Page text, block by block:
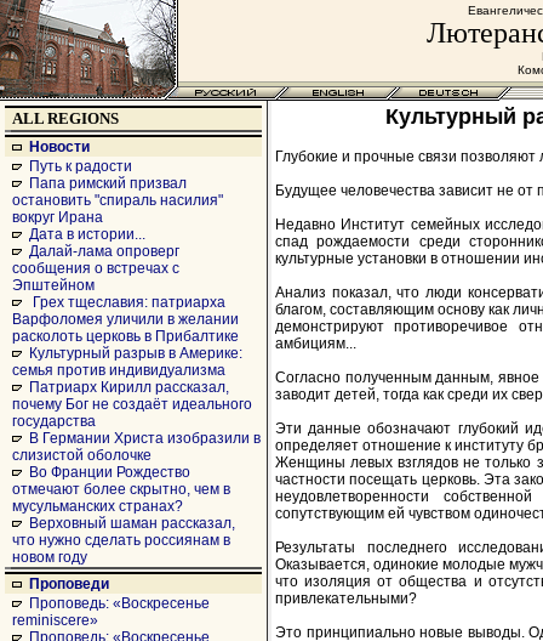
ALL REGIONS
Новости
Путь к радости
Папа римский призвал
остановить "спираль насилия"
вокруг Ирана
Дата в истории...
Далай-лама опроверг
сообщения о встречах с
Эпштейном
Грех тщеславия: патриарха
Варфоломея уличили в желании
расколоть церковь в Прибалтике
Культурный разрыв в Америке:
семья против индивидуализма
Патриарх Кирилл рассказал,
почему Бог не создаёт идеального
государства
В Германии Христа изобразили в
слизистой оболочке
Во Франции Рождество
отмечают более скрытно, чем в
мусульманских странах?
Верховный шаман рассказал,
что нужно сделать россиянам в
новом году
Проповеди
Проповедь: «Воскресенье
reminiscere»
Проповедь: «Воскресенье
Культурный
Глубокие и прочные связи
Будущее человечества зависит не
Недавно Институт семейных
спад рождаемости среди
культурные установки в отношении
Анализ показал, что люди
благом, составляющим основу как
демонстрируют противоречивое
амбициям...
Согласно полученным данным, явное
заводит детей, тогда как среди их
Эти данные обозначают глубокий
определяет отношение к институту
Женщины левых взглядов не только
частности посещать церковь. Эта
неудовлетворенности
сопутствующим ей чувством
Результаты последнего
Оказывается, одинокие молодые
что изоляция от общества и
привлекательными?
Это принципиально новые выводы.